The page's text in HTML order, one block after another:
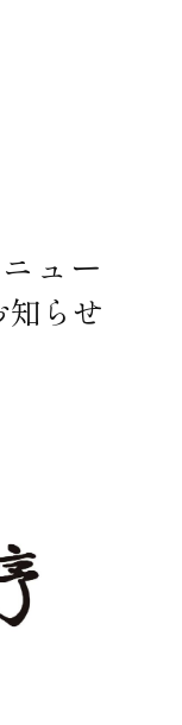
ュー
知らせ